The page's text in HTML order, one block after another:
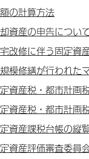
の計算方法
資産の申告につい
改修に伴う固定資
模修繕が行われた
資産税・都市計画
資産税・都市計画
資産課税台帳の縦
資産評価審査委員